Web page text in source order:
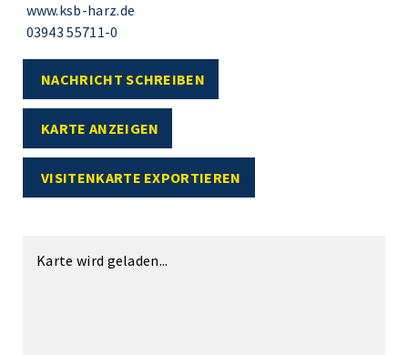
www.ksb-harz.de
03943 55711-0
NACHRICHT SCHREIBEN
KARTE ANZEIGEN
VISITENKARTE EXPORTIEREN
Karte wird geladen...